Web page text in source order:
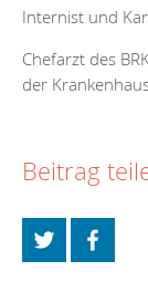
Internist und
Chefarzt des
der
Beitrag